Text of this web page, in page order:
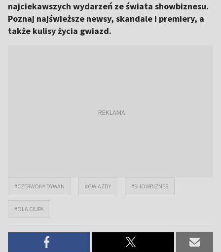
najciekawszych wydarzeń ze świata showbiznesu.
Poznaj najświeższe newsy, skandale i premiery, a
także kulisy życia gwiazd.
#CZERWONY DYWAN #GWIAZDY #SHOWBIZNES
#OLA CIUPA